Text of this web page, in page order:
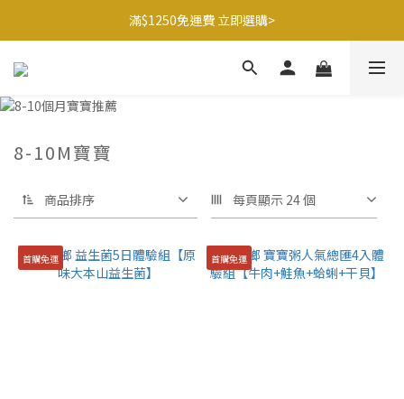
滿$1250免運費 立即選購>
滿$1250免運費 立即選購>
父親節送健康 禮盒$1080起 >
🍊橘子姐姐 香蕉哥哥🍌聯名益生菌77折起 ＞
8-10M寶寶
商品排序 每頁顯示 24 個
首購免運 首購免運